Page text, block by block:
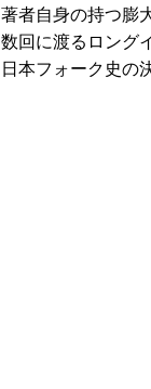
著者自身の持つ膨
数回に渡るロング
日本フォーク史の